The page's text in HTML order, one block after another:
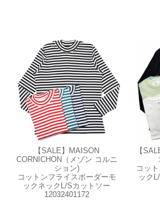
【SALE】
MAISON
CORNICHON（メゾン コルニ
ション)
コットンフライスボーダーモ
ックネックL/Sカットソー
12032401172
【
コッ
ック